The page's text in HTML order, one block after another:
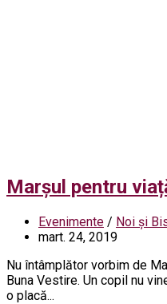
Marșul pentru
Evenimente / Noi și
mart. 24, 2019
Nu întâmplător vorbim de
Buna Vestire. Un copil nu
o placă...